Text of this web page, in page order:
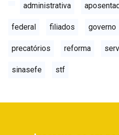
administrativa
federal filiados governo
precatórios reforma
sinasefe stf